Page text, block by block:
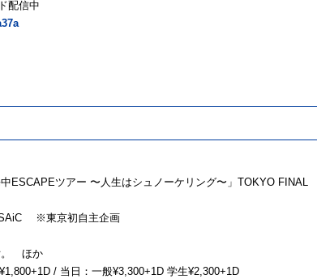
配信中
ESCAPEツアー 〜人生はシュノーケリング〜」TOKYO FINAL
※東京初自主企画
。 ほか
/ 当日：一般¥3,300+1D 学生¥2,300+1D